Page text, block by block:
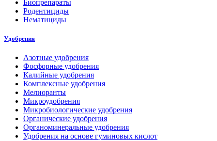
Биопрепараты
Родентициды
Нематициды
Удобрения
Азотные удобрения
Фосфорные удобрения
Калийные удобрения
Комплексные удобрения
Мелиоранты
Микроудобрения
Микробиологические удобрения
Органические удобрения
Органоминеральные удобрения
Удобрения на основе гуминовых кислот